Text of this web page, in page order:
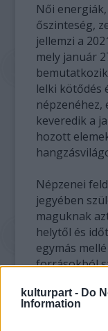
kulturpart - Do
Information
Női
őszinteség,
jellemzi a
mely január
lelki kötődés
népzenéhez,
keveredik a
hozott
Népzenei
jegyében
maguknak
helytől és
egymás
forrásokból
ismert
magját.